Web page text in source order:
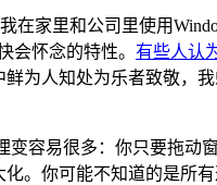
在家里和公司里使用
会怀念的特性。 有些人认
为人知处为乐者致敬，
变容易很多：你只要拖
。你可能不知道的是所有